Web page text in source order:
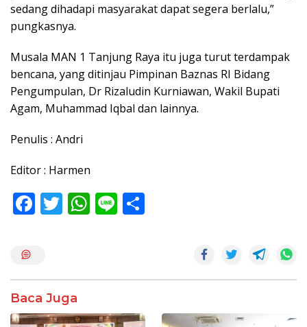
sedang dihadapi masyarakat dapat segera berlalu,”
pungkasnya.
Musala MAN 1 Tanjung Raya itu juga turut terdampak
bencana, yang ditinjau Pimpinan Baznas RI Bidang
Pengumpulan, Dr Rizaludin Kurniawan, Wakil Bupati
Agam, Muhammad Iqbal dan lainnya.
Penulis : Andri
Editor : Harmen
F
o
o
T W
p
Li
Baca Juga